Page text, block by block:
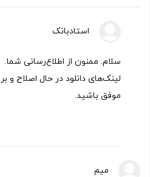
استادبانک
سلام. ممنون از اطلاع‌رسانی شما.
لینک‌های دانلود در حال اصلاح و
موفق باشید.
میم